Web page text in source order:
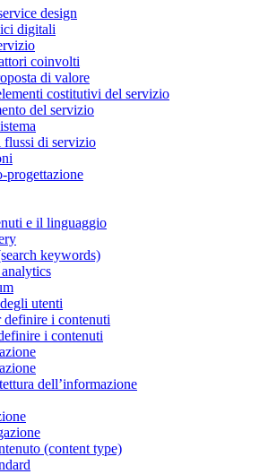
design
digitali
coinvolti
di valore
costitutivi del servizio
del servizio
flussi di servizio
progettazione
e il linguaggio
keywords)
utenti
definire i contenuti
i contenuti
dell’informazione
(content type)